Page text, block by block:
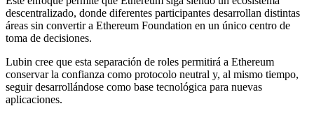
descentralizado, donde diferentes participantes desarrollan distintas
áreas sin convertir a Ethereum Foundation en un único centro de
toma de decisiones.
Lubin cree que esta separación de roles permitirá a Ethereum
conservar la confianza como protocolo neutral y, al mismo tiempo,
seguir desarrollándose como base tecnológica para nuevas
aplicaciones.